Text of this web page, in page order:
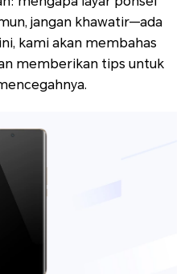
jangan khawatir—ada
kami akan membahas
memberikan tips untuk